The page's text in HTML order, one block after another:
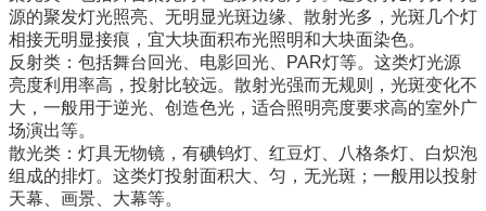
源的聚发灯光照亮、无明显光斑边缘、散射光多，光斑几个灯
相接无明显接痕，宜大块面积布光照明和大块面染色。
反射类：包括舞台回光、电影回光、PAR灯等。这类灯光源
亮度利用率高，投射比较远。散射光强而无规则，光斑变化不
大，一般用于逆光、创造色光，适合照明亮度要求高的室外广
场演出等。
散光类：灯具无物镜，有碘钨灯、红豆灯、八格条灯、白炽泡
组成的排灯。这类灯投射面积大、匀，无光斑；一般用以投射
天幕、画景、大幕等。